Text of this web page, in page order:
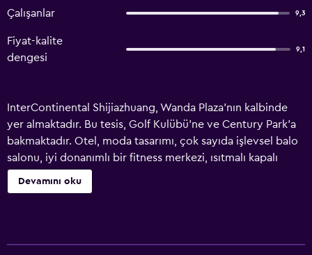
Çalışanlar 9,3
Fiyat-kalite
dengesi
9,1
InterContinental Shijiazhuang, Wanda Plaza'nın kalbinde
yer almaktadır. Bu tesis, Golf Kulübü'ne ve Century Park'a
bakmaktadır. Otel, moda tasarımı, çok sayıda işlevsel balo
salonu, iyi donanımlı bir fitness merkezi, ısıtmalı kapalı
yüzme havuzu ve panoramik şehir manzaralı konuk odaları
sunmaktadır. WiFi erişimi ve otopark ücretsizdir.
Devamını oku